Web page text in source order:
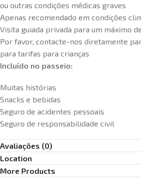
ou outras condições médicas graves
Apenas recomendado em condições
Visita guiada privada para um máximo
Por favor, contacte-nos diretamente
para tarifas para crianças
Incluído no passeio:
Muitas histórias
Snacks e bebidas
Seguro de acidentes pessoais
Seguro de responsabilidade civil
Avaliações (0)
Location
More Products